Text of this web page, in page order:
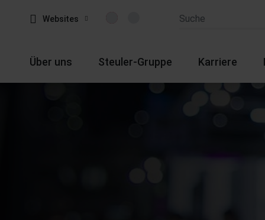
Websites
Über uns Steuler-Gruppe Karriere